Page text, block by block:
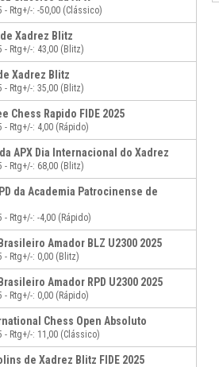
Rtg+/-: -50,00 (Clássico)
Xadrez Blitz
Rtg+/-: 43,00 (Blitz)
Xadrez Blitz
Rtg+/-: 35,00 (Blitz)
Chess Rapido FIDE 2025
Rtg+/-: 4,00 (Rápido)
APX Dia Internacional do Xadrez
Rtg+/-: 68,00 (Blitz)
da Academia Patrocinense de
Rtg+/-: -4,00 (Rápido)
Amador BLZ U2300 2025
Rtg+/-: 0,00 (Blitz)
Amador RPD U2300 2025
Rtg+/-: 0,00 (Rápido)
Chess Open Absoluto
Rtg+/-: 11,00 (Clássico)
de Xadrez Blitz FIDE 2025